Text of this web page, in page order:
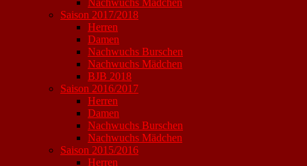
Nachwuchs Mädchen
Saison 2017/2018
Herren
Damen
Nachwuchs Burschen
Nachwuchs Mädchen
BJB 2018
Saison 2016/2017
Herren
Damen
Nachwuchs Burschen
Nachwuchs Mädchen
Saison 2015/2016
Herren